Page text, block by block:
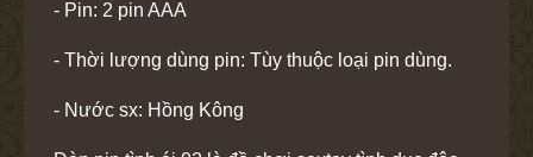
- Pin: 2 pin AAA
- Thời lượng dùng pin: Tùy thuộc loại pin dùng.
- Nước sx: Hồng Kông